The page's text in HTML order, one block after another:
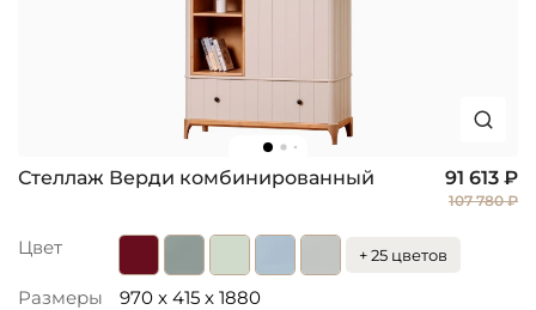
Стеллаж Верди комбинированный 91 613 ₽
107 780 ₽
Цвет + 25 цветов
Размеры 970 x 415 x 1880